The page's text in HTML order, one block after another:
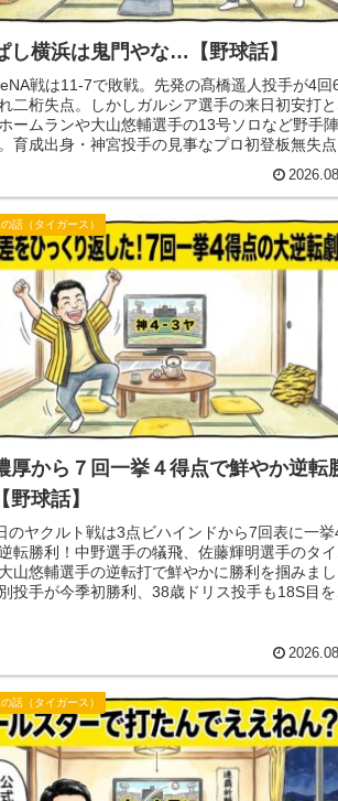
し横浜は鬼門やな…【野球話】
戦は11-7で敗戦。先発の髙橋遥人投手が4回
二桁失点。しかしガルシア選手の来日初安打
ームランや大山悠輔選手の13号ソロなど野手
育成出身・神宮投手の見事なプロ初登板無失点
話（タイガース）
厚から７回一挙４得点で鮮やか逆転
野球話】
のヤクルト戦は3点ビハインドから7回表に一挙
転勝利！中野選手の犠飛、佐藤輝明選手のタイ
山悠輔選手の逆転打で鮮やかに勝利を掴みまし
投手が今季初勝利、38歳ドリス投手も18S目を
話（タイガース）